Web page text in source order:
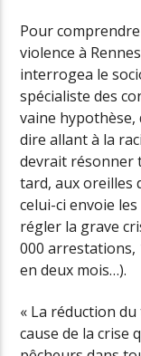
Pour
violence à
interrogea le
spécialiste des
vaine hypothèse,
dire allant à la
devrait résonner
tard, aux oreilles
celui-ci envoie
régler la grave
000 arrestations,
en deux mois…).
« La réduction
cause de la crise